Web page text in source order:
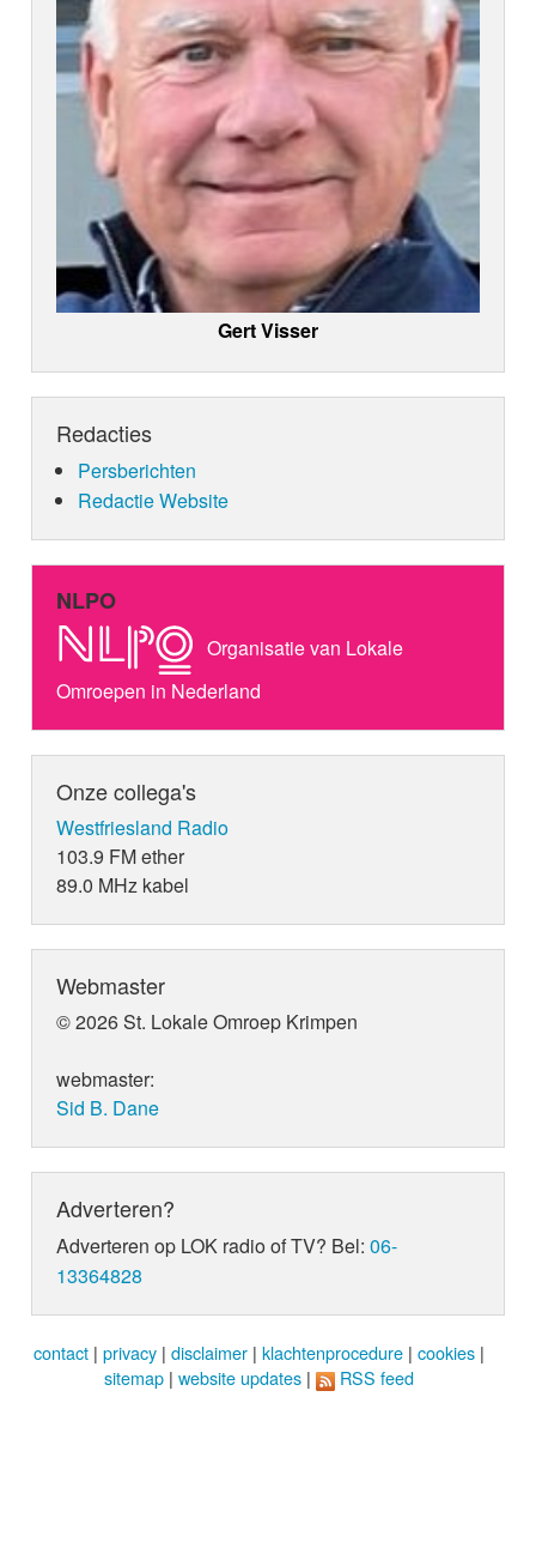
Gert Visser
Redacties
Persberichten
Redactie Website
NLPO
Organisatie van Lokale
Omroepen in Nederland
Onze collega's
Westfriesland Radio
103.9 FM ether
89.0 MHz kabel
Webmaster
© 2026 St. Lokale Omroep Krimpen
webmaster:
Sid B. Dane
Adverteren?
Adverteren op LOK radio of TV? Bel:06-
13364828
contact | privacy | disclaimer | klachtenprocedure | cookies |
sitemap | website updates | RSS feed